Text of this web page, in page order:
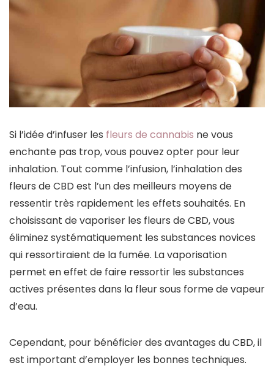
Si l’idée d’infuser les fleurs de cannabis ne vous
enchante pas trop, vous pouvez opter pour leur
inhalation. Tout comme l’infusion, l’inhalation des
fleurs de CBD est l’un des meilleurs moyens de
ressentir très rapidement les effets souhaités. En
choisissant de vaporiser les fleurs de CBD, vous
éliminez systématiquement les substances novices
qui ressortiraient de la fumée. La vaporisation
permet en effet de faire ressortir les substances
actives présentes dans la fleur sous forme de vapeur
d’eau.
Cependant, pour bénéficier des avantages du CBD, il
est important d’employer les bonnes techniques.